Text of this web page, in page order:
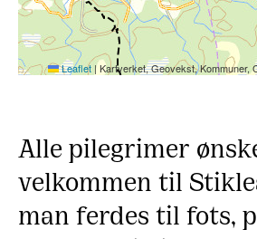
Leaflet |Kartverket, Geovekst, Kommuner,
Alle pilegrimer
velkommen til
man ferdes til fots,